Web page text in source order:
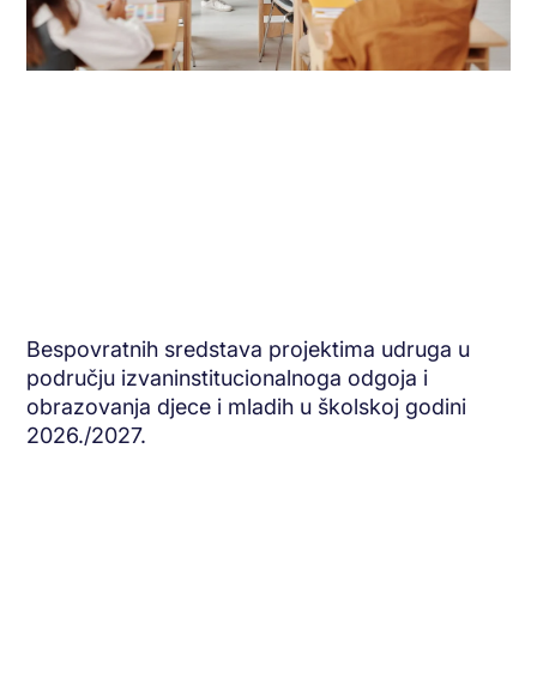
Bespovratnih sredstava projektima udruga u
području izvaninstitucionalnoga odgoja i
obrazovanja djece i mladih u školskoj godini
2026./2027.